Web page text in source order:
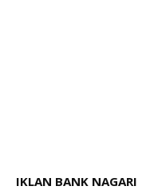
IKLAN BANK NAGARI